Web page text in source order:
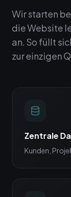
Wir starten
die Website
an. So füllt
zur einzigen
Zentrale
Kunden,